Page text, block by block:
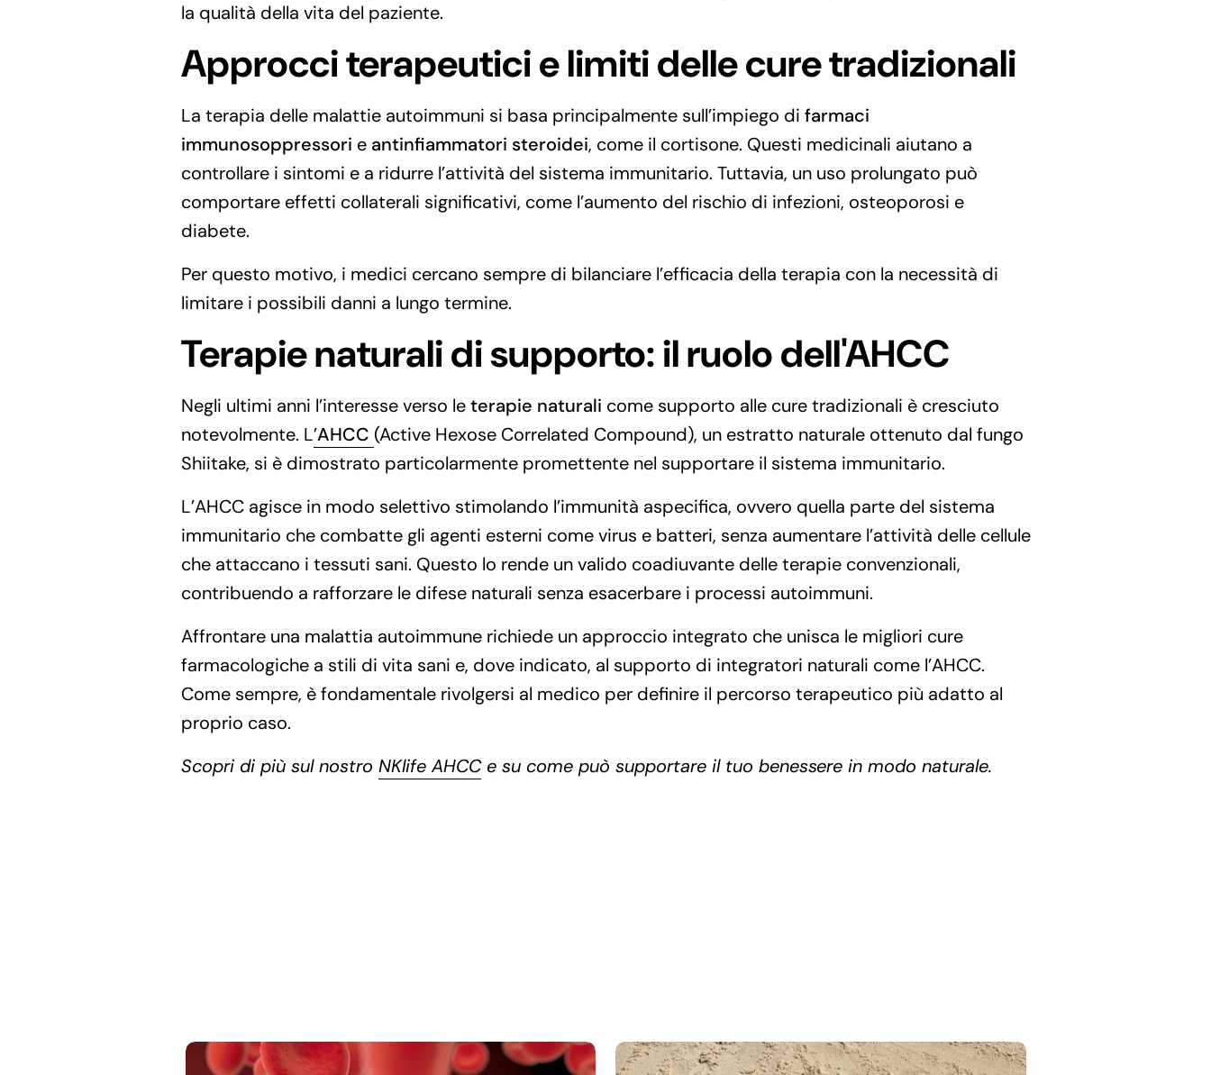
la qualità della vita del paziente.
Approcci terapeutici e limiti delle cure tradizionali
La terapia delle malattie autoimmuni si basa principalmente sull’impiego di farmaci
immunosoppressori e antinfiammatori steroidei, come il cortisone. Questi medicinali aiutano a
controllare i sintomi e a ridurre l’attività del sistema immunitario. Tuttavia, un uso prolungato può
comportare effetti collaterali significativi, come l’aumento del rischio di infezioni, osteoporosi e
diabete.
Per questo motivo, i medici cercano sempre di bilanciare l’efficacia della terapia con la necessità di
limitare i possibili danni a lungo termine.
Terapie naturali di supporto: il ruolo dell'AHCC
Negli ultimi anni l’interesse verso leterapie naturali come supporto alle cure tradizionali è cresciuto
notevolmente. L’AHCC (Active Hexose Correlated Compound), un estratto naturale ottenuto dal fungo
Shiitake, si è dimostrato particolarmente promettente nel supportare il sistema immunitario.
L’AHCC agisce in modo selettivo stimolando l’immunità aspecifica, ovvero quella parte del sistema
immunitario che combatte gli agenti esterni come virus e batteri, senza aumentare l’attività delle cellule
che attaccano i tessuti sani. Questo lo rende un valido coadiuvante delle terapie convenzionali,
contribuendo a rafforzare le difese naturali senza esacerbare i processi autoimmuni.
Affrontare una malattia autoimmune richiede un approccio integrato che unisca le migliori cure
farmacologiche a stili di vita sani e, dove indicato, al supporto di integratori naturali come l’AHCC.
Come sempre, è fondamentale rivolgersi al medico per definire il percorso terapeutico più adatto al
proprio caso.
Scopri di più sul nostro NKlife AHCCe su come può supportare il tuo benessere in modo naturale.